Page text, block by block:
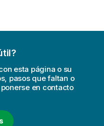
esta página o su
pasos que faltan o
en contacto